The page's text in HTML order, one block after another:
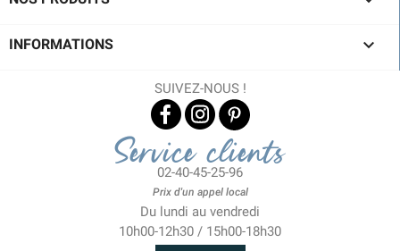
INFORMATIONS 
SUIVEZ-NOUS !
Service clients
02-40-45-25-96
Prix d'un appel local
Du lundi au vendredi
10h00-12h30 / 15h00-18h30